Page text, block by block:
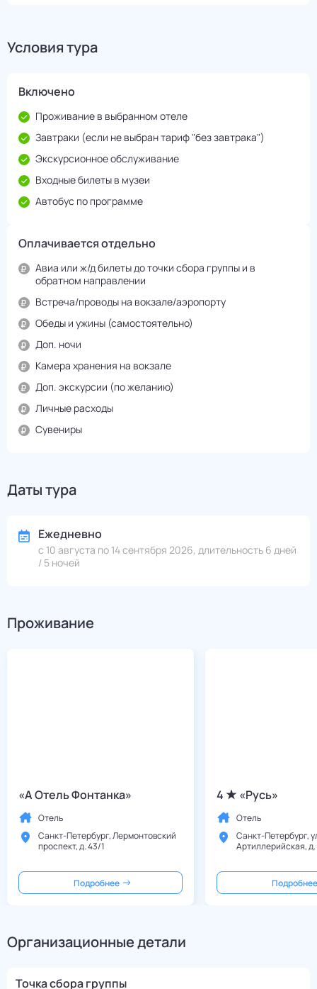
Условия тура
Включено
Проживание в выбранном отеле
Завтраки (если не выбран тариф "без завтрака")
Экскурсионное обслуживание
Входные билеты в музеи
Автобус по программе
Оплачивается отдельно
Авиа или ж/д билеты до точки сбора группы и в
обратном направлении
Встреча/проводы на вокзале/аэропорту
Обеды и ужины (самостоятельно)
Доп. ночи
Камера хранения на вокзале
Доп. экскурсии (по желанию)
Личные расходы
Сувениры
Даты тура
Ежедневно
с 10 августа по 14 сентября 2026, длительность 6 дней
/ 5 ночей
Проживание
«А Отель Фонтанка»
Отель
Санкт-Петербург, Лермонтовский
проспект, д. 43/1
Подробнее
4 «Русь»
Отель
Санкт-Петербург,
Артиллерийская, д.
Подробнее
Организационные детали
Точка сбора группы